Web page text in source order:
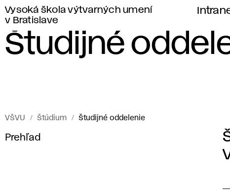
Vysoká škola výtvarných umení
v Bratislave
Študijné
VŠVU Štúdium Študijné oddelenie
Prehľad